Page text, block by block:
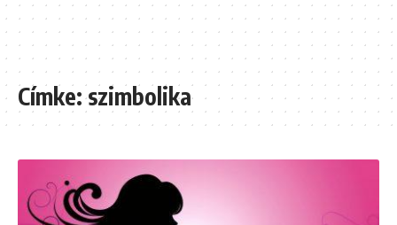
Címke:szimbolika